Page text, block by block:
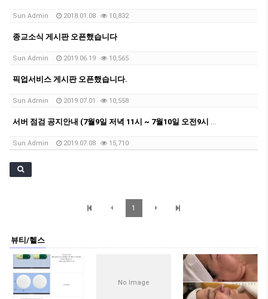
Sun Admin 2018.01.08 10,832
종교소식 게시판 오픈했습니다
Sun Admin 2019.06.19 10,565
픽업서비스 게시판 오픈했습니다.
Sun Admin 2019.07.01 10,558
서버 점검 공지안내 (7월9일 저녁 11시 ~ 7월10일 오전9시 사이)
Sun Admin 2019.07.08 15,710
1
뷰티/헬스
No Image